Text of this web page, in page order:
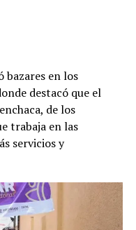
bazares en los
destacó que el
de los
trabaja en las
servicios y